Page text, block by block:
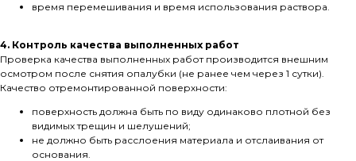
время перемешивания и время использования раствора.
4. Контроль качества выполненных работ
Проверка качества выполненных работ производится внешним
осмотром после снятия опалубки (не ранее чем через 1 сутки).
Качество отремонтированной поверхности:
поверхность должна быть по виду одинаково плотной без
видимых трещин и шелушений;
не должно быть расслоения материала и отслаивания от
основания.